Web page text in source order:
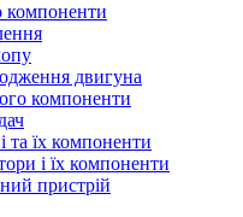
компоненти
двигуна
компоненти
та їх компоненти
і їх компоненти
пристрій